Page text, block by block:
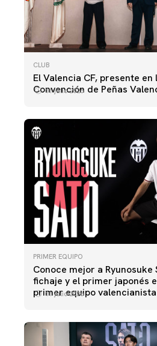
CLUB
El Valencia CF, presente en
Convención de Peñas
11 julio 2026
PRIMER EQUIPO
Conoce mejor a Ryunosuke
fichaje y el primer japonés
primer equipo valencianista
11 julio 2026